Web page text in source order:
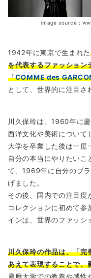
image source :
1942年に東京で生まれた
を代表するファッション
「COMME des
として、世界的に注目さ
川久保玲は、1960年に
西洋文化や美術について
大学を卒業した後は一度
自分の本当にやりたいこ
て、1969年に自分のブ
げました。
その後、国内での注目
コレクションに初めて
インは、世界のファッシ
川久保玲の作品は、「完
あえて表現することで、
慶應大学での教養や感性